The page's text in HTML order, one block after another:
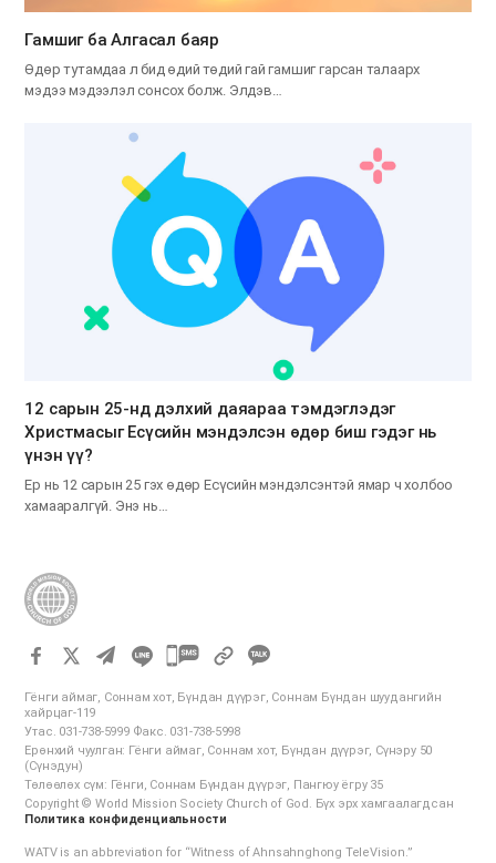
Гамшиг ба Алгасал баяр
Өдөр тутамдаа л бид өдий төдий гай гамшиг гарсан талаарх
мэдээ мэдээлэл сонсох болж. Элдэв…
12 сарын 25-нд дэлхий даяараа тэмдэглэдэг
Христмасыг Есүсийн мэндэлсэн өдөр биш гэдэг нь
үнэн үү?
Ер нь 12 сарын 25 гэх өдөр Есүсийн мэндэлсэнтэй ямар ч холбоо
хамааралгүй. Энэ нь…
카
유
기
Гёнги аймаг, Соннам хот, Бүндан дүүрэг, Соннам Бүндан шуудангийн
хайрцаг-119
Утас. 031-738-5999 Факс. 031-738-5998
Ерөнхий чуулган: Гёнги аймаг, Соннам хот, Бүндан дүүрэг, Сүнэру 50
(Сүнэдун)
Төлөөлөх сүм: Гёнги, Соннам Бүндан дүүрэг, Пангюу ёгру 35
Copyright © World Mission Society Church of God. Бүх эрх хамгаалагдсан
Политика конфиденциальности
WATV is an abbreviation for “Witness of Ahnsahnghong TeleVision.”